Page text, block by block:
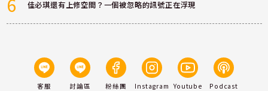
佳必琪還有上修空間？一個被忽略的訊號正在浮現
客服 討論區 粉絲團 Instagram Youtube Podcast